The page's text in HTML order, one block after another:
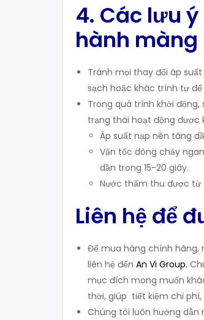
4. Các lưu
hành màng
Tránh mọi thay đổi áp
sạch hoặc khác trình tự
Trong quá trình khởi
trạng thái hoạt động được
Áp suất nạp nên tăng
Vận tốc dòng chảy
dần trong 15-20 giây.
Nước thấm thu được từ
Liên hệ để
Để mua hàng chính hãng,
liên hệ đến An Vi Group.
mục đích mong muốn
thời, giúp tiết kiệm chi phí,
Chúng tôi luôn hướng dẫn